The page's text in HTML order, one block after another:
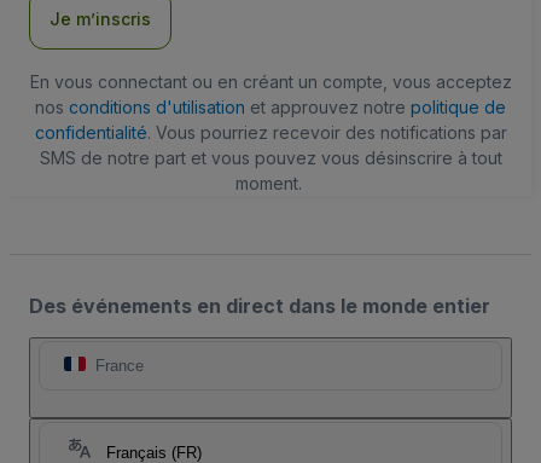
Je m’inscris
En vous connectant ou en créant un compte, vous acceptez
nos conditions d'utilisation et approuvez notre politique de
confidentialité. Vous pourriez recevoir des notifications par
SMS de notre part et vous pouvez vous désinscrire à tout
moment.
Des événements en direct dans le monde entier
France
Français (FR)